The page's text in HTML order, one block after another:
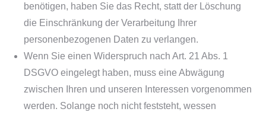
benötigen, haben Sie das Recht, statt der Löschung
die Einschränkung der Verarbeitung Ihrer
personenbezogenen Daten zu verlangen.
Wenn Sie einen Widerspruch nach Art. 21 Abs. 1
DSGVO eingelegt haben, muss eine Abwägung
zwischen Ihren und unseren Interessen vorgenommen
werden. Solange noch nicht feststeht, wessen